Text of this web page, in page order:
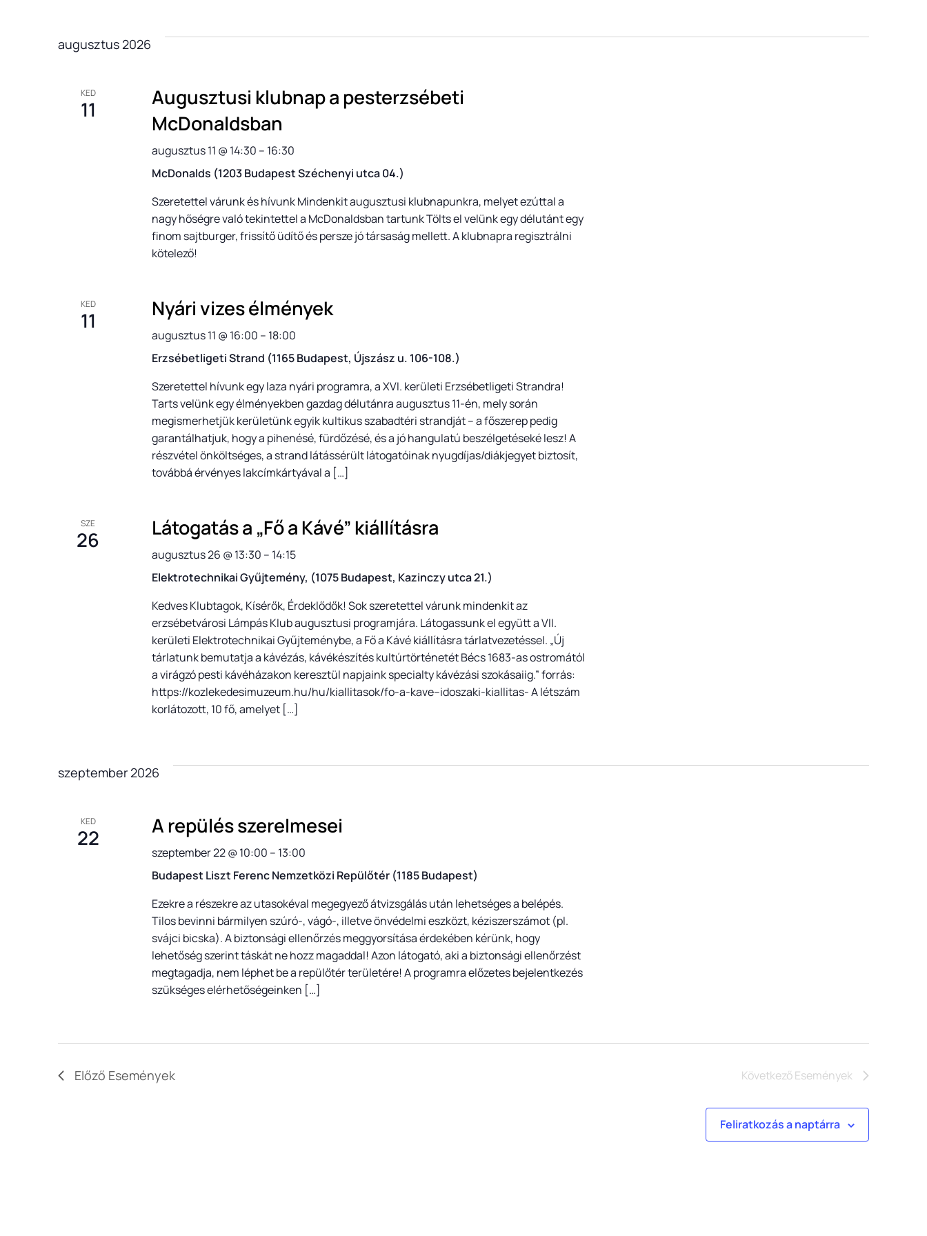
és
nézet
választás
a
keresőszóval.
augusztus 2026
KED
11
Augusztusi klubnap a pesterzsébeti
McDonaldsban
augusztus 11 @ 14:30 – 16:30
McDonalds (1203 Budapest Széchenyi utca 04.)
Szeretettel várunk és hívunk Mindenkit augusztusi klubnapunkra, melyet ezúttal a
nagy hőségre való tekintettel a McDonaldsban tartunk Tölts el velünk egy délutánt egy
finom sajtburger, frissítő üdítő és persze jó társaság mellett. A klubnapra regisztrálni
kötelező!
KED
11 Nyári vizes élmények
augusztus 11 @ 16:00 – 18:00
Erzsébetligeti Strand (1165 Budapest, Újszász u. 106-108.)
Szeretettel hívunk egy laza nyári programra, a XVI. kerületi Erzsébetligeti Strandra!
Tarts velünk egy élményekben gazdag délutánra augusztus 11-én, mely során
megismerhetjük kerületünk egyik kultikus szabadtéri strandját – a főszerep pedig
garantálhatjuk, hogy a pihenésé, fürdőzésé, és a jó hangulatú beszélgetéseké lesz! A
részvétel önköltséges, a strand látássérült látogatóinak nyugdíjas/diákjegyet biztosít,
továbbá érvényes lakcímkártyával a […]
SZE
26 Látogatás a „Fő a Kávé” kiállításra
augusztus 26 @ 13:30 – 14:15
Elektrotechnikai Gyűjtemény, (1075 Budapest, Kazinczy utca 21.)
Kedves Klubtagok, Kísérők, Érdeklődők! Sok szeretettel várunk mindenkit az
erzsébetvárosi Lámpás Klub augusztusi programjára. Látogassunk el együtt a VII.
kerületi Elektrotechnikai Gyűjteménybe, a Fő a Kávé kiállításra tárlatvezetéssel. „Új
tárlatunk bemutatja a kávézás, kávékészítés kultúrtörténetét Bécs 1683-as ostromától
a virágzó pesti kávéházakon keresztül napjaink specialty kávézási szokásaiig.” forrás:
https://kozlekedesimuzeum.hu/hu/kiallitasok/fo-a-kave–idoszaki-kiallitas- A létszám
korlátozott, 10 fő, amelyet […]
szeptember 2026
KED
22 A repülés szerelmesei
szeptember 22 @ 10:00 – 13:00
Budapest Liszt Ferenc Nemzetközi Repülőtér (1185 Budapest)
Ezekre a részekre az utasokéval megegyező átvizsgálás után lehetséges a belépés.
Tilos bevinni bármilyen szúró-, vágó-, illetve önvédelmi eszközt, kéziszerszámot (pl.
svájci bicska). A biztonsági ellenőrzés meggyorsítása érdekében kérünk, hogy
lehetőség szerint táskát ne hozz magaddal! Azon látogató, aki a biztonsági ellenőrzést
megtagadja, nem léphet be a repülőtér területére! A programra előzetes bejelentkezés
szükséges elérhetőségeinken […]
Előző Események KövetkezőEsemények
Feliratkozás a naptárra